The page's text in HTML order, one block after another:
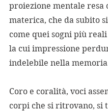
proiezione mentale resa
materica, che da subito
come quei sogni più
la cui impressione
indelebile nella
Coro e coralità, voci
corpi che si ritrovano, si